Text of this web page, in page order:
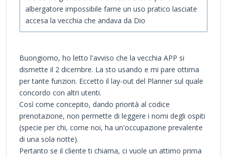
albergatore impossibile farne un uso pratico lasciate
accesa la vecchia che andava da Dio
Buongiorno, ho letto l'avviso che la vecchia APP si
dismette il 2 dicembre. La sto usando e mi pare ottima
per tante funzion. Eccetto il lay-out del Planner sul quale
concordo con altri utenti.
Così come concepito, dando priorità al codice
prenotazione, non permette di leggere i nomi degli ospiti
(specie per chi, come noi, ha un'occupazione prevalente
di una sola notte).
Pertanto se il cliente ti chiama, ci vuole un attimo prima